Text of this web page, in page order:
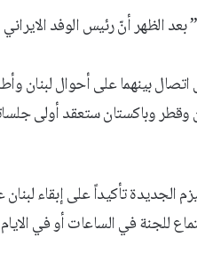
الظهر أنّ رئيس الوفد
بينهما على أحوال لبنان
وقطر وباكستان ستعقد أولى
الجديدة تأكيداً على إبقاء
للجنة في الساعات أو في